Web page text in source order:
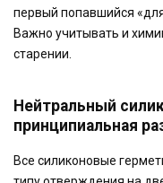
первый попавшийся
Важно учитывать и
старении.
Нейтральный
принципиальная
Все силиконовые